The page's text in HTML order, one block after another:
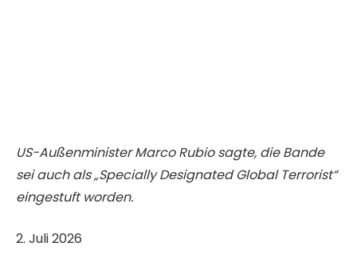
US-Außenminister Marco Rubio sagte, die Bande
sei auch als „Specially Designated Global Terrorist“
eingestuft worden.
V
2. Juli 2026